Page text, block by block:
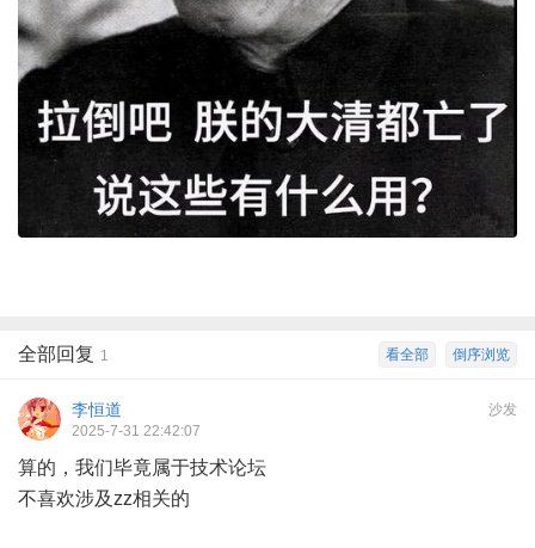
倒序浏览
看全部
全部回复 1
沙发
李恒道
2025-7-31 22:42:07
算的，我们毕竟属于技术论坛
不喜欢涉及zz相关的